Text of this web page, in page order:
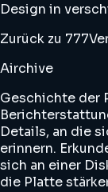
Design in
Zurück zu 777
Airchive
Geschichte der
Details, an die
erinnern.
sich an einer
die Platte